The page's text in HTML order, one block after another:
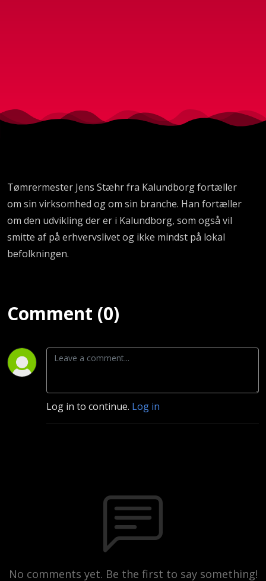
Tømrermester Jens Stæhr fra Kalundborg fortæller
om sin virksomhed og om sin branche. Han fortæller
om den udvikling der er i Kalundborg, som også vil
smitte af på erhvervslivet og ikke mindst på lokal
befolkningen.
Comment (0)
Log in to continue. Log in
No comments yet. Be the first to say something!